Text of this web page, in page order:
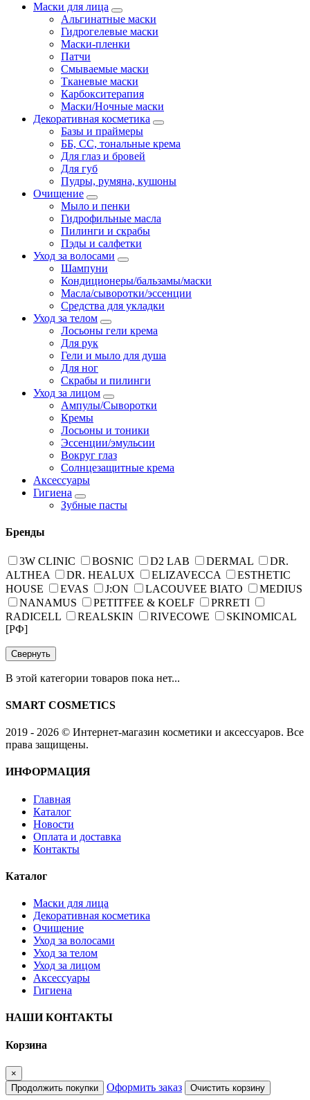
Маски для лица
Альгинатные маски
Гидрогелевые маски
Маски-пленки
Патчи
Смываемые маски
Тканевые маски
Карбокситерапия
Маски/Ночные маски
Декоративная косметика
Базы и праймеры
ББ, СС, тональные крема
Для глаз и бровей
Для губ
Пудры, румяна, кушоны
Очищение
Мыло и пенки
Гидрофильные масла
Пилинги и скрабы
Пэды и салфетки
Уход за волосами
Шампуни
Кондиционеры/бальзамы/маски
Масла/сыворотки/эссенции
Средства для укладки
Уход за телом
Лосьоны гели крема
Для рук
Гели и мыло для душа
Для ног
Скрабы и пилинги
Уход за лицом
Ампулы/Сыворотки
Кремы
Лосьоны и тоники
Эссенции/эмульсии
Вокруг глаз
Солнцезащитные крема
Аксессуары
Гигиена
Зубные пасты
Бренды
3W CLINIC BOSNIC D2 LAB DERMAL
DR.
ALTHEA
DR. HEALUX ELIZAVECCA
ESTHETIC
HOUSE
EVAS J:ON LACOUVEE BIATO
MEDIUS
NANAMUS
PETITFEE & KOELF
PRRETI
RADICELL
REALSKIN RIVECOWE
SKINOMICAL
[РФ]
Свернуть
В этой категории товаров пока нет...
SMART COSMETICS
2019 - 2026 © Интернет-магазин косметики и аксессуаров. Все
права защищены.
ИНФОРМАЦИЯ
Главная
Каталог
Новости
Оплата и доставка
Контакты
Каталог
Маски для лица
Декоративная косметика
Очищение
Уход за волосами
Уход за телом
Уход за лицом
Аксессуары
Гигиена
НАШИ КОНТАКТЫ
Корзина
×
Продолжить покупки
Оформить заказ Очистить корзину